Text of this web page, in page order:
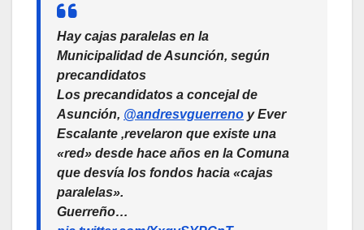
Hay cajas paralelas en la
Municipalidad de Asunción, según
precandidatos
Los precandidatos a concejal de
Asunción, @andresvguerreno y Ever
Escalante ,revelaron que existe una
«red» desde hace años en la Comuna
que desvía los fondos hacia «cajas
paralelas».
Guerreño…